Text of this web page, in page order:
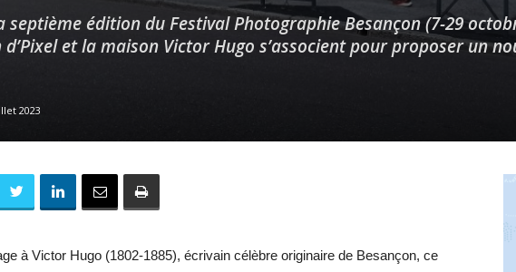
septième édition du Festival Photographie Besançon (7-29
et la maison Victor Hugo s’associent pour proposer un
2023
à Victor Hugo (1802-1885), écrivain célèbre originaire de Besançon, ce